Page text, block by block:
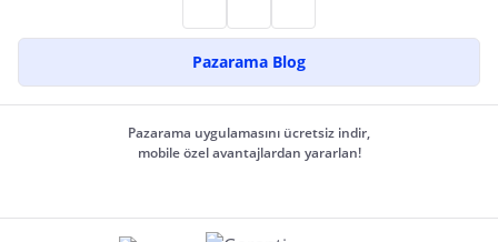
Pazarama Blog
Pazarama uygulamasını ücretsiz indir,
mobile özel avantajlardan yararlan!